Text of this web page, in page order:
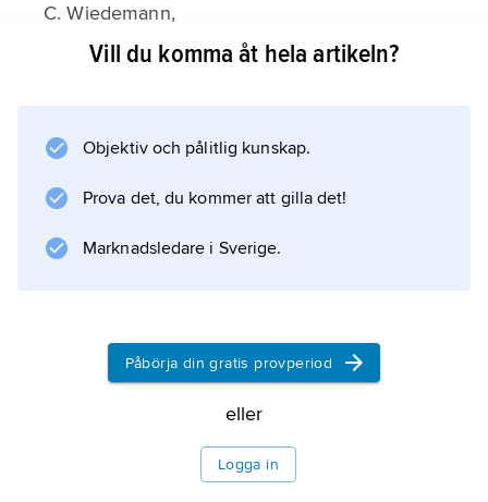
C. Wiedemann,
Johann Klaj und seine Redeoratorien
Vill du komma åt hela artikeln?
Objektiv och pålitlig kunskap.
Prova det, du kommer att gilla det!
Marknadsledare i Sverige.
Påbörja din gratis provperiod
eller
Logga in